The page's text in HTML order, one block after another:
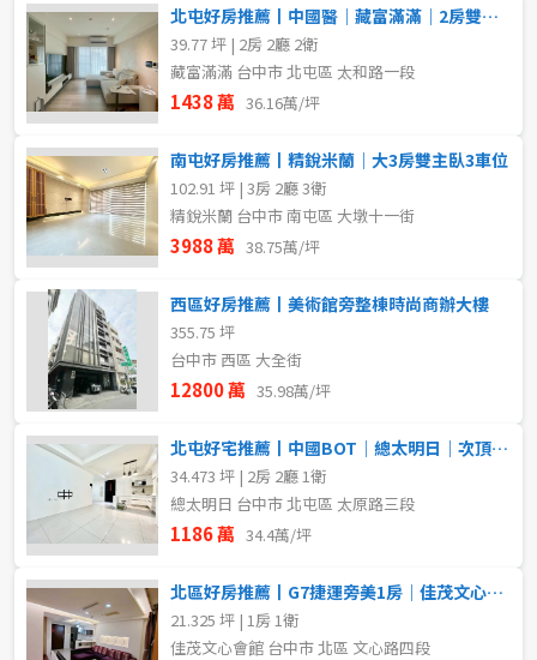
北屯好房推薦丨中國醫｜藏富滿滿｜2房雙衛浴精裝戶
39.77 坪 | 2房 2廳 2衛
藏富滿滿 台中市 北屯區 太和路一段
1438 萬 36.16萬/坪
南屯好房推薦丨精銳米蘭｜大3房雙主臥3車位
102.91 坪 | 3房 2廳 3衛
精銳米蘭 台中市 南屯區 大墩十一街
3988 萬 38.75萬/坪
西區好房推薦丨美術館旁整棟時尚商辦大樓
355.75 坪
台中市 西區 大全街
12800 萬 35.98萬/坪
北屯好宅推薦丨中國BOT｜總太明日｜次頂樓｜大兩房平車
34.473 坪 | 2房 2廳 1衛
總太明日 台中市 北屯區 太原路三段
1186 萬 34.4萬/坪
北區好房推薦丨G7捷運旁美1房｜佳茂文心會館｜投資自住首選
21.325 坪 | 1房 1衛
佳茂文心會館 台中市 北區 文心路四段